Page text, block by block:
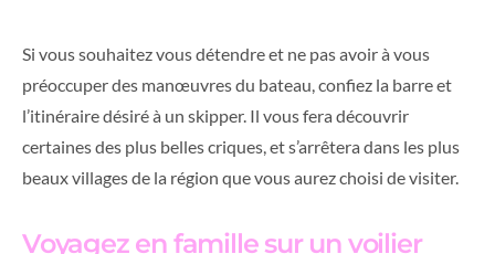
Si vous souhaitez vous détendre et ne pas avoir à vous
préoccuper des manœuvres du bateau, confiez la barre et
l’itinéraire désiré à un skipper. Il vous fera découvrir
certaines des plus belles criques, et s’arrêtera dans les plus
beaux villages de la région que vous aurez choisi de visiter.
Voyagez en famille sur un voilier